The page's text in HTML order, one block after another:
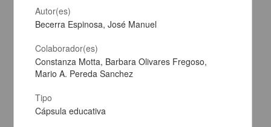
Autor(es)
Becerra Espinosa, José Manuel
Colaborador(es)
Constanza Motta, Barbara Olivares Fregoso,
Mario A. Pereda Sanchez
Tipo
Cápsula educativa